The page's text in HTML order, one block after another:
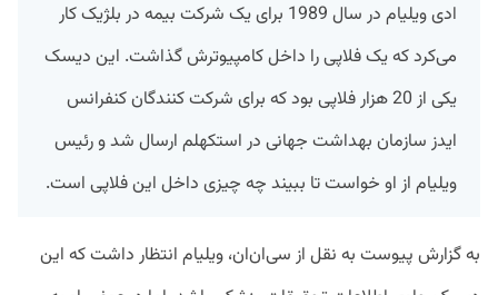
ادی ویلیام در سال 1989 برای یک شرکت بیمه در بلژیک کار
می‌کرد که یک فلاپی را داخل کامپیوترش گذاشت. این دیسک
یکی از 20 هزار فلاپی بود که برای شرکت کنندگان کنفرانس
ایدز سازمان بهداشت جهانی در استکهلم ارسال شد و رئیس
ویلیام از او خواست تا ببیند چه چیزی داخل این فلاپی است.
به گزارش پیوست به نقل از سی‌ان‌ان، ویلیام انتظار داشت که این